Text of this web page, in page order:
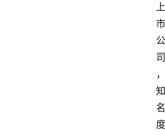
上
市
公
司
，
知
名
度